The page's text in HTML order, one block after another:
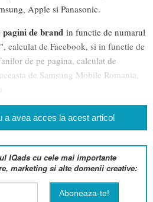
Apple si Panasonic.
de brand in functie de numarul
calculat de Facebook, si in functie de
de pe pagina, calculat de
de Samsung Mobile Romania,
a avea acces la acest articol
IQads cu cele mai importante
marketing si alte domenii creative: